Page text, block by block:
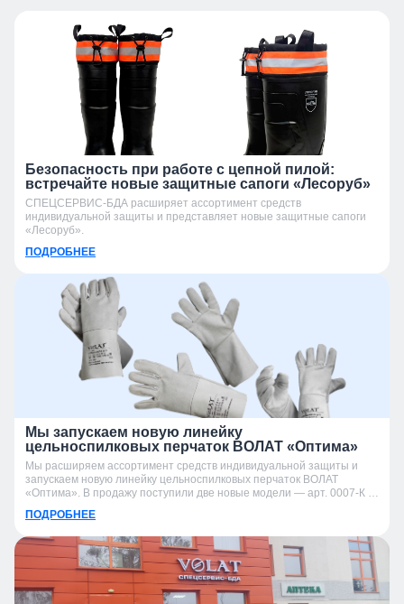
Безопасность при работе с цепной пилой:
встречайте новые защитные сапоги «Лесоруб»
СПЕЦСЕРВИС-БДА расширяет ассортимент средств
индивидуальной защиты и представляет новые защитные сапоги
«Лесоруб».
ПОДРОБНЕЕ
Мы запускаем новую линейку
цельноспилковых перчаток ВОЛАТ «Оптима»
Мы расширяем ассортимент средств индивидуальной защиты и
запускаем новую линейку цельноспилковых перчаток ВОЛАТ
«Оптима». В продажу поступили две новые модели — арт. 0007-К и
ПОДРОБНЕЕ